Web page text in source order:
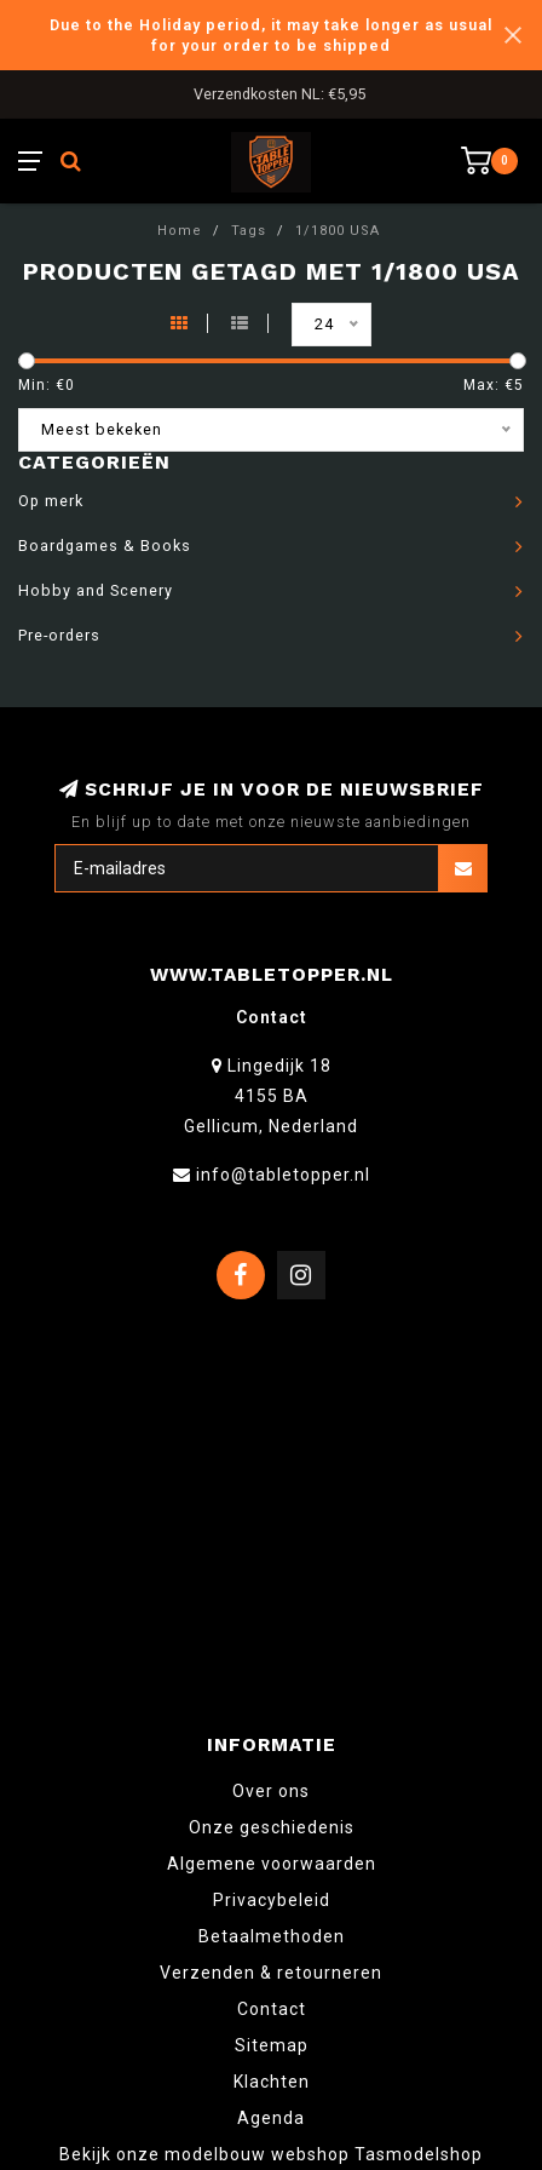
Due to the Holiday period, it may take longer as usual
for your order to be shipped
Verzendkosten NL: €5,95
0
Home / Tags / 1/1800 USA
PRODUCTEN GETAGD MET 1/1800 USA
24
Min: €0 Max: €5
Meest bekeken
CATEGORIEËN
Op merk
Boardgames & Books
Hobby and Scenery
Pre-orders
SCHRIJF JE IN VOOR DE NIEUWSBRIEF
En blijf up to date met onze nieuwste aanbiedingen
WWW.TABLETOPPER.NL
Contact
Lingedijk 18
4155 BA
Gellicum, Nederland
info@tabletopper.nl
INFORMATIE
Over ons
Onze geschiedenis
Algemene voorwaarden
Privacybeleid
Betaalmethoden
Verzenden & retourneren
Contact
Sitemap
Klachten
Agenda
Bekijk onze modelbouw webshop Tasmodelshop